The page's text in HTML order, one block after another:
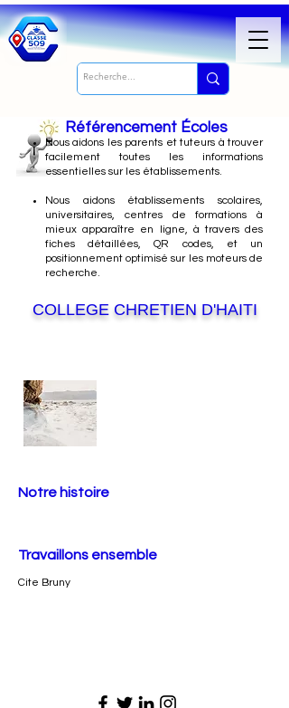
Référencement Écoles
Nousaidons les parents et tuteurs à trouver
facilement toutes les informations
essentielles sur les établissements.
Nous aidons établissements scolaires,
universitaires, centres de formations à
mieux apparaître en ligne, à travers des
fiches détaillées, QR codes, et un
positionnement optimisé sur les moteurs de
recherche.
COLLEGE CHRETIEN D'HAITI
Notre histoire
Travaillons ensemble
Cite Bruny